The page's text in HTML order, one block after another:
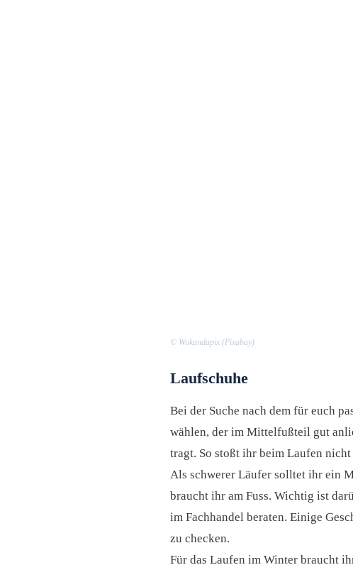
© Wokandapix (Pixabay)
Laufschuhe
Bei der Suche nach dem für euch
wählen, der im Mittelfußteil gut
tragt. So stoßt ihr beim Laufen
Als schwerer Läufer solltet ihr ein
braucht ihr am Fuss. Wichtig ist
im Fachhandel beraten. Einige
zu checken.
Für das Laufen im Winter braucht